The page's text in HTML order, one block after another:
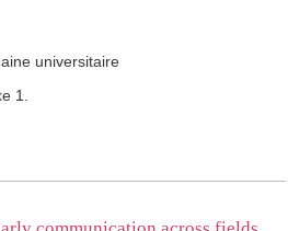
universitaire
1.